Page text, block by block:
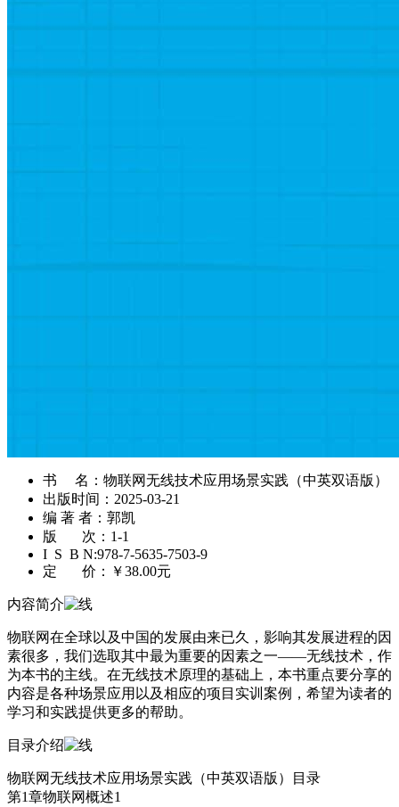
书 名： 物联网无线技术应用场景实践（中英双语版）
出版时间： 2025-03-21
编 著 者： 郭凯
版 次： 1-1
I S B N:978-7-5635-7503-9
定 价：
￥38.00元
内容简介
物联网在全球以及中国的发展由来已久，影响其发展进程的因
素很多，我们选取其中最为重要的因素之一——无线技术，作
为本书的主线。在无线技术原理的基础上，本书重点要分享的
内容是各种场景应用以及相应的项目实训案例，希望为读者的
学习和实践提供更多的帮助。
目录介绍
物联网无线技术应用场景实践（中英双语版）目录
第1章物联网概述1